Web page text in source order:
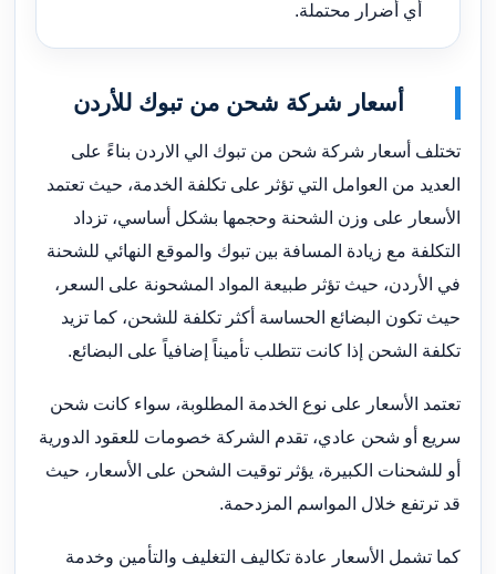
أي أضرار محتملة.
أسعار شركة شحن من تبوك للأردن
تختلف أسعار شركة شحن من تبوك الي الاردن بناءً على
العديد من العوامل التي تؤثر على تكلفة الخدمة، حيث تعتمد
الأسعار على وزن الشحنة وحجمها بشكل أساسي، تزداد
التكلفة مع زيادة المسافة بين تبوك والموقع النهائي للشحنة
في الأردن، حيث تؤثر طبيعة المواد المشحونة على السعر،
حيث تكون البضائع الحساسة أكثر تكلفة للشحن، كما تزيد
تكلفة الشحن إذا كانت تتطلب تأميناً إضافياً على البضائع.
تعتمد الأسعار على نوع الخدمة المطلوبة، سواء كانت شحن
سريع أو شحن عادي، تقدم الشركة خصومات للعقود الدورية
أو للشحنات الكبيرة، يؤثر توقيت الشحن على الأسعار، حيث
قد ترتفع خلال المواسم المزدحمة.
كما تشمل الأسعار عادة تكاليف التغليف والتأمين وخدمة